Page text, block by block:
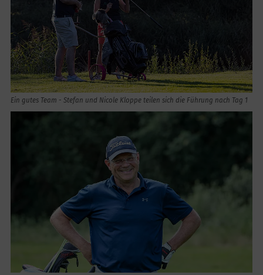
Ein gutes Team - Stefan und Nicole Kloppe teilen sich die Führung nach Tag 1